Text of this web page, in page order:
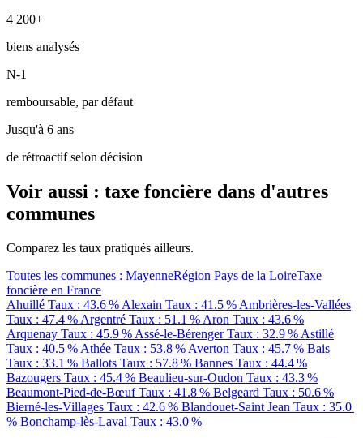
4 200+
biens analysés
N-1
remboursable, par défaut
Jusqu'à 6 ans
de rétroactif selon décision
Voir aussi : taxe foncière dans d'autres
communes
Comparez les taux pratiqués ailleurs.
Toutes les communes : MayenneRégion Pays de la LoireTaxe
foncière en France
Ahuillé Taux : 43.6 % Alexain Taux : 41.5 % Ambrières-les-Vallées
Taux : 47.4 % Argentré Taux : 51.1 % Aron Taux : 43.6 %
Arquenay Taux : 45.9 % Assé-le-BérengerTaux : 32.9 % Astillé
Taux : 40.5 % Athée Taux : 53.8 % Averton Taux : 45.7 % Bais
Taux : 33.1 % Ballots Taux : 57.8 % Bannes Taux : 44.4 %
Bazougers Taux : 45.4 % Beaulieu-sur-Oudon Taux : 43.3 %
Beaumont-Pied-de-BœufTaux : 41.8 % Belgeard Taux : 50.6 %
Bierné-les-Villages Taux : 42.6 % Blandouet-Saint Jean Taux : 35.0
% Bonchamp-lès-Laval Taux : 43.0 %